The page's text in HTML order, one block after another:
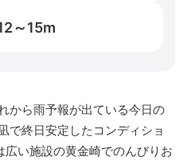
～15m
から雨予報が出ている今日の
で終日安定したコンディショ
い施設の黄金崎でのんびりお